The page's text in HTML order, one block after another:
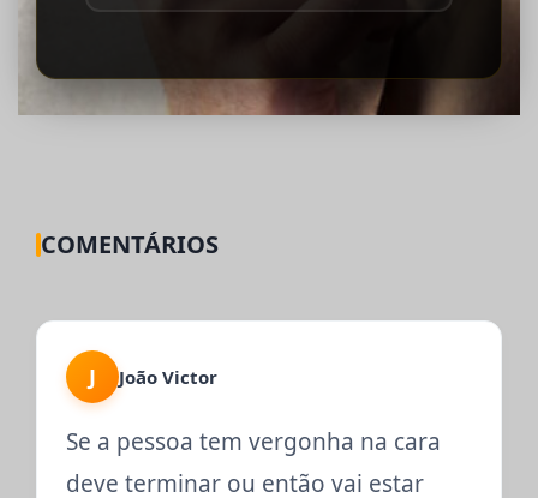
COMENTÁRIOS
J João Victor
Se a pessoa tem vergonha na cara
deve terminar ou então vai estar